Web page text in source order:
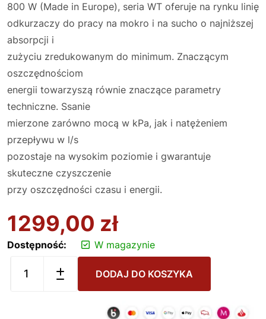
800 W (Made in Europe), seria WT oferuje na rynku linię
odkurzaczy do pracy na mokro i na sucho o najniższej
absorpcji i
zużyciu zredukowanym do minimum. Znaczącym
oszczędnościom
energii towarzyszą równie znaczące parametry
techniczne. Ssanie
mierzone zarówno mocą w kPa, jak i natężeniem
przepływu w l/s
pozostaje na wysokim poziomie i gwarantuje
skuteczne czyszczenie
przy oszczędności czasu i energii.
1299,00 zł
Dostępność: W magazynie
DODAJ DO KOSZYKA